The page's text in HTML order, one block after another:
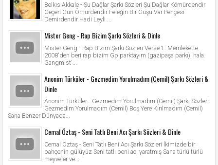
Belkıs Akkale - Şu Dağlar Şarkı Sözleri Şu Dağlar Kömürdendir
Geçen Gün Ömürdendir Feleğin Bir Guşu Var Pençesi
Demirdendir Hadi Leyli ...
Mister Geng - Rap Bizim Şarkı Sözleri & Dinle
Mister Geng - Rap Bizim Şarkı Sözleri Verse 1: Memlekette
2008'den beri rap bizim Gp parktayım (gazipaşa parkı), hala
Gangmist'...
Anonim Türküler - Gezmedim Yorulmadım (Cemil) Şarkı Sözleri &
Dinle
Anonim Türküler - Gezmedim Yorulmadım (Cemil) Şarkı Sözleri
Gezmedim Yorulmadım (Cemil) Boş Yere Kırılmadım (Cemil)
Sana Benzer Dünyada...
Cemal Öztaş - Seni Tatlı Beni Acı Şarkı Sözleri & Dinle
Cemal Öztaş - Seni Tatlı Beni Acı Şarkı Sözleri İkimizde bir
bahçenin gülüyüz Seni tatlı beni acı yaratmış Sana türlü türlü
meyveler ve...